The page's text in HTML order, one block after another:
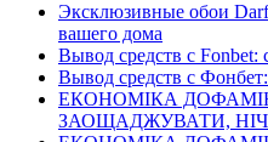
Эксклюзивные обои
вашего дома
Вывод средств с
Вывод средств с
ЕКОНОМІКА
ЗАОЩАДЖУВАТИ,